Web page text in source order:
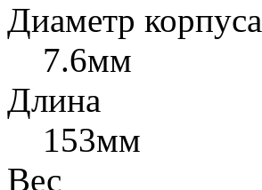
Диаметр корпуса
7.6мм
Длина
153мм
Вес